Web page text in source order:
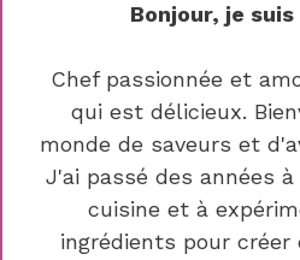
Bonjour, je
Chef passionnée et
qui est délicieux.
monde de saveurs et
J'ai passé des années
cuisine et à
ingrédients pour